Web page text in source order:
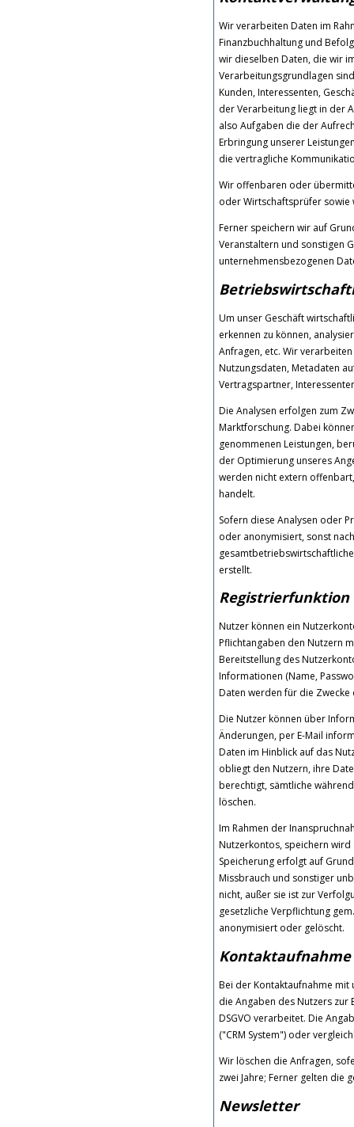
Wir verarbeiten Daten im
Finanzbuchhaltung und
wir dieselben Daten, die wir
Verarbeitungsgrundlagen
Kunden, Interessenten,
der Verarbeitung liegt in der
also Aufgaben die der
Erbringung unserer
die vertragliche
Wir offenbaren oder
oder Wirtschaftsprüfer sowie
Ferner speichern wir auf
Veranstaltern und sonstigen
unternehmensbezogenen
Um unser Geschäft
erkennen zu können,
Anfragen, etc. Wir
Nutzungsdaten, Metadaten
Vertragspartner,
Die Analysen erfolgen zum
Marktforschung. Dabei
genommenen Leistungen,
der Optimierung unseres
werden nicht extern
handelt.
Sofern diese Analysen oder
oder anonymisiert, sonst
erstellt.
Registrierfunktion
Nutzer können ein
Pflichtangaben den Nutzern
Bereitstellung des
Informationen (Name,
Daten werden für die
Die Nutzer können über
Änderungen, per E-Mail
Daten im Hinblick auf das
obliegt den Nutzern, ihre
berechtigt, sämtliche
löschen.
Im Rahmen der
Nutzerkontos, speichern
Speicherung erfolgt auf
Missbrauch und sonstiger
nicht, außer sie ist zur
gesetzliche Verpflichtung
anonymisiert oder gelöscht.
Kontaktaufnahme
Bei der Kontaktaufnahme mit
die Angaben des Nutzers zur
DSGVO verarbeitet. Die
("CRM System") oder
Wir löschen die Anfragen,
zwei Jahre; Ferner gelten die
Newsletter